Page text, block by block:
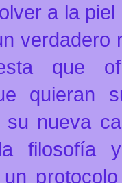
a la
verdadero
que
quieran
su nueva
filosofía